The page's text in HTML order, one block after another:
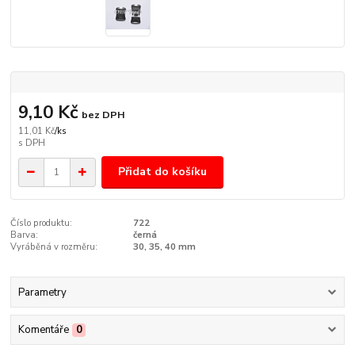
11,01 Kč/ks
9,10 Kč bez DPH
Přidat do košíku
Číslo produktu:
722
Barva:
černá
Vyráběná v rozměru:
30, 35, 40 mm
Parametry
Komentáře 0